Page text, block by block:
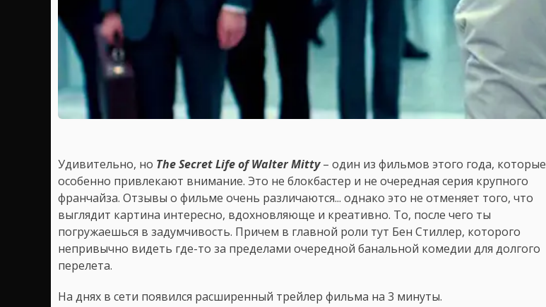
Удивительно, но The Secret Life of Walter Mitty– один из фильмов этого года, которые
особенно привлекают внимание. Это не блокбастер и не очередная серия крупного
франчайза. Отзывы о фильме очень различаются... однако это не отменяет того, что
выглядит картина интересно, вдохновляюще и креативно. То, после чего ты
погружаешься в задумчивость. Причем в главной роли тут Бен Стиллер, которого
непривычно видеть где-то за пределами очередной банальной комедии для долгого
перелета.
На днях в сети появился расширенный трейлер фильма на 3 минуты.